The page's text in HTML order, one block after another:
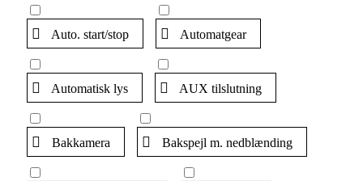
Auto. start/stop Automatgear
Automatisk lys AUX tilslutning
Bakkamera Bakspejl m. nedblænding